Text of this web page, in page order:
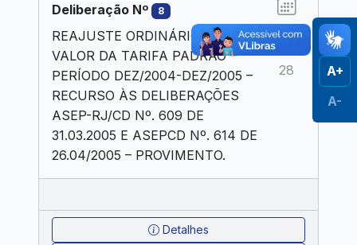
Deliberação Nº 8
REAJUSTE ORDINÁRIO DO
VALOR DA TARIFA PADRÃO –
PERÍODO DEZ/2004-DEZ/2005 –
RECURSO ÀS DELIBERAÇÕES
ASEP-RJ/CD Nº. 609 DE
31.03.2005 E ASEPCD Nº. 614 DE
26.04/2005 – PROVIMENTO.
2005
JUL
28
Detalhes
A+
A-